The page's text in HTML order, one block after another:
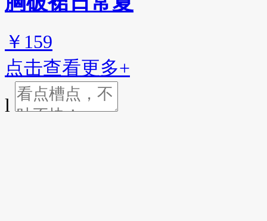
￥159
点击查看更多+
l